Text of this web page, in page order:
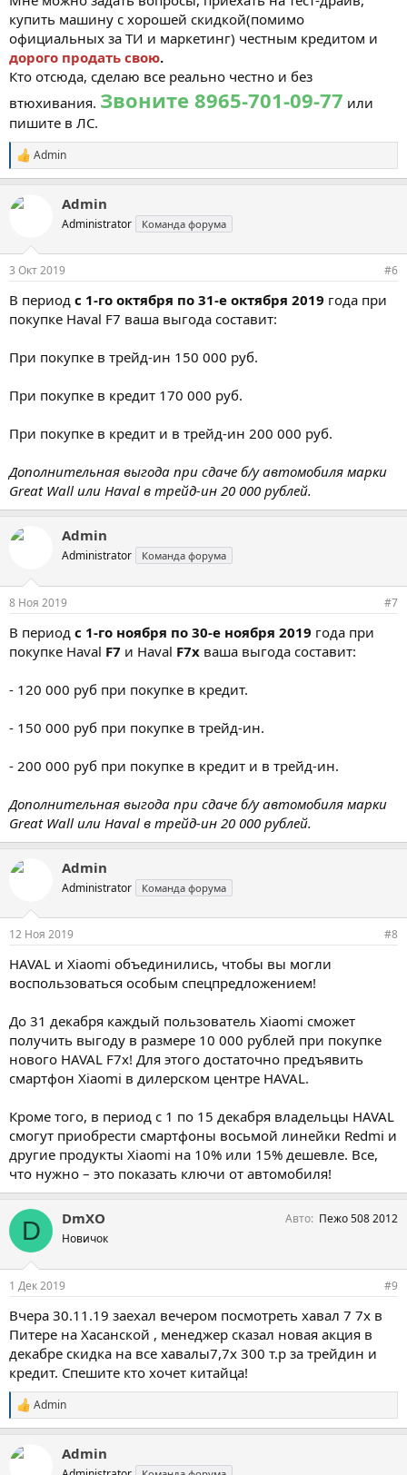
купить машину с хорошей скидкой(помимо
официальных за ТИ и маркетинг) честным кредитом и
дорого продать свою.
Кто отсюда, сделаю все реально честно и без
втюхивания. Звоните 8965-701-09-77 или
пишите в ЛС.
С
и
п
Admin
Admin
Administrator Команда форума
3 Окт 2019 #6
В период с 1-го октября по 31-е октября 2019 года при
покупке Haval F7 ваша выгода составит:
При покупке в трейд-ин 150 000 руб.
При покупке в кредит 170 000 руб.
При покупке в кредит и в трейд-ин 200 000 руб.
Дополнительная выгода при сдаче б/у автомобиля марки
Great Wall или Haval в трейд-ин 20 000 рублей.
Admin
Administrator Команда форума
8 Ноя 2019 #7
В период с 1-го ноября по 30-е ноября 2019 года при
покупке Haval F7 и Haval F7x ваша выгода составит:
- 120 000 руб при покупке в кредит.
- 150 000 руб при покупке в трейд-ин.
- 200 000 руб при покупке в кредит и в трейд-ин.
Дополнительная выгода при сдаче б/у автомобиля марки
Great Wall или Haval в трейд-ин 20 000 рублей.
Admin
Administrator Команда форума
12 Ноя 2019 #8
HAVAL и Xiaomi объединились, чтобы вы могли
воспользоваться особым спецпредложением!
До 31 декабря каждый пользователь Xiaomi сможет
получить выгоду в размере 10 000 рублей при покупке
нового HAVAL F7x! Для этого достаточно предъявить
смартфон Xiaomi в дилерском центре HAVAL.
Кроме того, в период с 1 по 15 декабря владельцы HAVAL
смогут приобрести смартфоны восьмой линейки Redmi и
другие продукты Xiaomi на 10% или 15% дешевле. Все,
что нужно – это показать ключи от автомобиля!
D DmXO
Новичок
Авто Пежо 508 2012
1 Дек 2019 #9
Вчера 30.11.19 заехал вечером посмотреть хавал 7 7х в
Питере на Хасанской , менеджер сказал новая акция в
декабре скидка на все хавалы7,7х 300 т.р за трейдин и
кредит. Спешите кто хочет китайца!
С
и
п
Admin
Admin